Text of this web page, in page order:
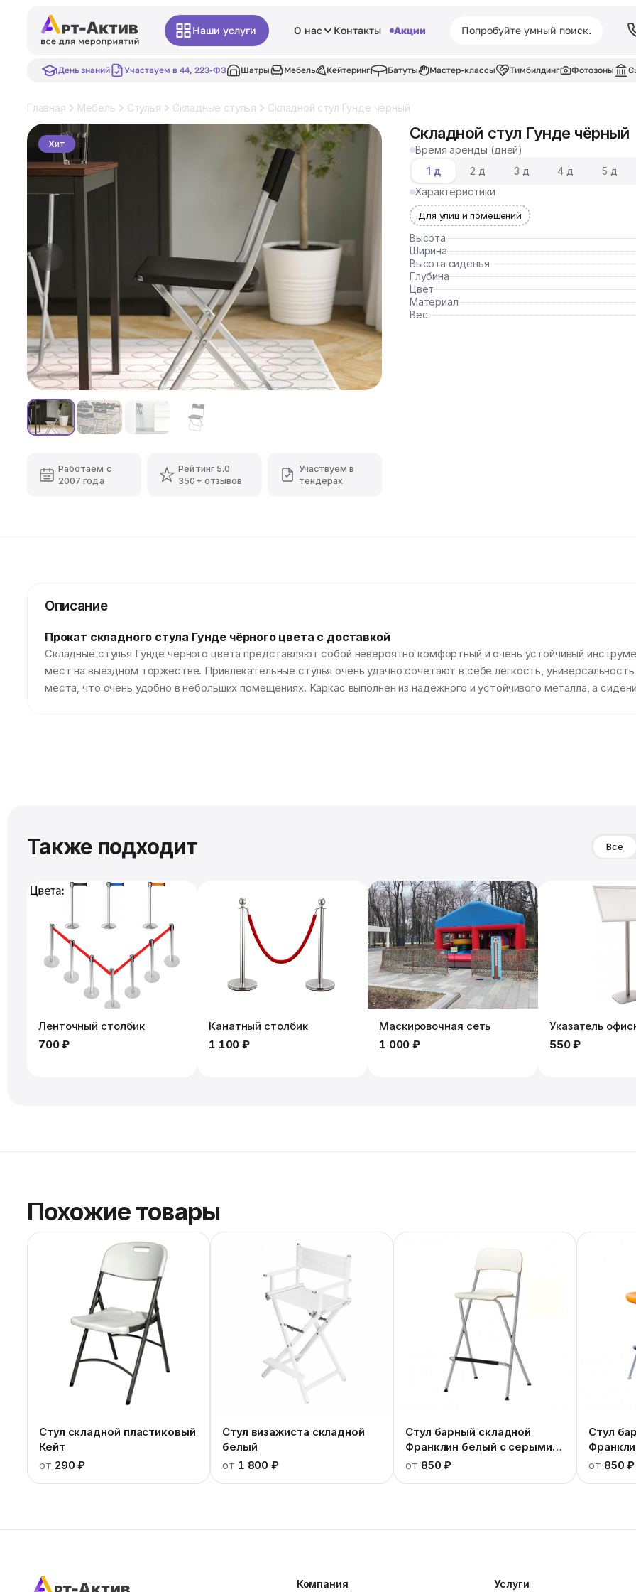
Наши услуги О нас Контакты Акции
День знаний Участвуем в 44, 223-ФЗ Шатры Мебель Кейтеринг Батуты Мастер-классы Тимбилдинг Фотозоны
Главная Мебель Стулья Складные стулья Складной стул Гунде чёрный
Хит
Работаем с
2007 года
Рейтинг 5.0
350+ отзывов
Участвуем в
тендерах
Складной стул Гунде чёрный
Время аренды (дней)
1 д
2 д 3 д 4 д 5 д
Характеристики
Для улиц и помещений
Высота
Ширина
Высота сиденья
Глубина
Цвет
Материал
Вес
Описание
Прокат складного стула Гунде чёрного цвета с доставкой
Складные стулья Гунде чёрного цвета представляют собой невероятно комфортный и очень устойчивый
мест на выездном торжестве. Привлекательные стулья очень удачно сочетают в себе лёгкость,
места, что очень удобно в небольших помещениях. Каркас выполнен из надёжного и устойчивого металла, а
Также подходит Все
Ленточный столбик
700 ₽
Канатный столбик
1 100 ₽
Маскировочная сеть
1 000 ₽
Указатель
550 ₽
Похожие товары
Стул складной пластиковый
Кейт
от 290 ₽
Стул визажиста складной
белый
от 1 800 ₽
Стул барный складной
Франклин белый с серыми
ножками
от 850 ₽
Стул
от 850 ₽
Компания Услуги